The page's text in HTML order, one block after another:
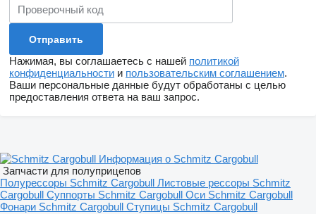
Нажимая, вы соглашаетесь с нашей политикой
конфиденциальности и пользовательским соглашением.
Ваши персональные данные будут обработаны с целью
предоставления ответа на ваш запрос.
Информация о Schmitz Cargobull
Запчасти для полуприцепов
Полурессоры Schmitz Cargobull Листовые рессоры Schmitz
Cargobull Суппорты Schmitz Cargobull Оси Schmitz Cargobull
Фонари Schmitz Cargobull Ступицы Schmitz Cargobull